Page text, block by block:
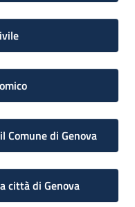
Comune di Genova
città di Genova